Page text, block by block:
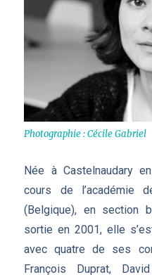
Photographie : Cécile Gabriel
Née à Castelnaudary
cours de l’académie
(Belgique), en section
sortie en 2001, elle
avec quatre de ses
François Duprat,